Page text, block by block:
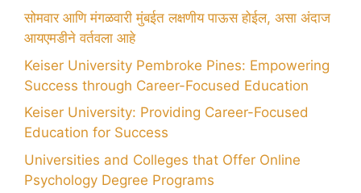
सोमवार आणि मंगळवारी मुंबईत लक्षणीय पाऊस होईल, असा अंदाज
आयएमडीने वर्तवला आहे
Keiser University Pembroke Pines: Empowering
Success through Career-Focused Education
Keiser University: Providing Career-Focused
Education for Success
Universities and Colleges that Offer Online
Psychology Degree Programs